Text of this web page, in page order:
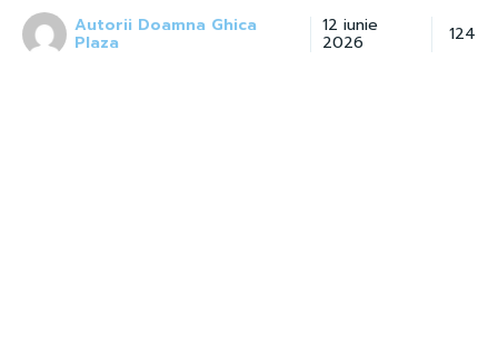
Autorii Doamna Ghica
Plaza
12 iunie
2026 124